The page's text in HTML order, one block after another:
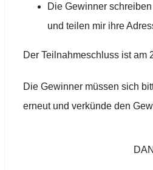
Die Gewinner
und teilen mir ihre
Der Teilnahmeschluss ist am
Die Gewinner müssen sich
erneut und verkünde den